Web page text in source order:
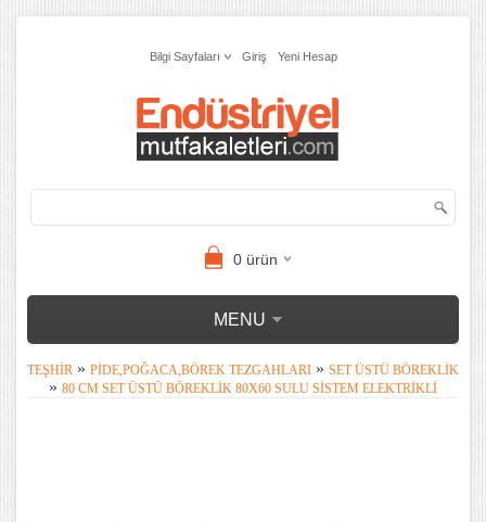
Bilgi Sayfaları Giriş Yeni Hesap
0ürün
MENU
TEŞHIR » PIDE,POĞACA,BÖREK TEZGAHLARI » SET ÜSTÜ BÖREKLIK
» 80 CM SET ÜSTÜ BÖREKLIK 80X60 SULU SISTEM ELEKTRIKLI